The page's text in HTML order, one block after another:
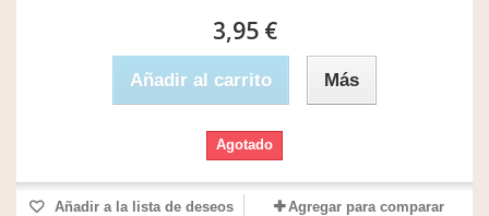
3,95 €
Añadir al carrito Más
Agotado
Añadir a la lista de deseos Agregar para comparar